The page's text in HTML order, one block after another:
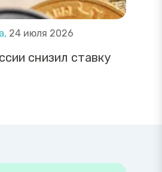
24 июля 2026
снизил ставку